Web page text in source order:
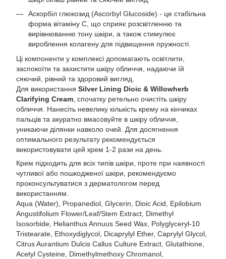
Аскорбіл глюкозид (Ascorbyl Glucoside) - це стабільна
форма вітаміну С, що сприяє розсвітленню та
вирівнюванню тону шкіри, а також стимулює
вироблення колагену для підвищення пружності.
Ці компоненти у комплексі допомагають освітлити,
заспокоїти та захистити шкіру обличчя, надаючи їй
сяючий, рівний та здоровий вигляд.
Для використання Silver Lining Dioic & Willowherb
Clarifying Cream , спочатку ретельно очистіть шкіру
обличчя. Нанесіть невелику кількість крему на кінчиках
пальців та акуратно вмасовуйте в шкіру обличчя,
уникаючи ділянки навколо очей. Для досягнення
оптимального результату рекомендується
використовувати цей крем 1-2 рази на день.
Крем підходить для всіх типів шкіри, проте при наявності
чутливої або пошкодженої шкіри, рекомендуємо
проконсультуватися з дерматологом перед
використанням.
Aqua (Water), Propanediol, Glycerin, Dioic Acid, Epilobium
Angustifolium Flower/Leaf/Stem Extract, Dimethyl
Isosorbide, Helianthus Annuus Seed Wax, Polyglyceryl-10
Tristearate, Ethoxydiglycol, Dicaprylyl Ether, Caprylyl Glycol,
Citrus Aurantium Dulcis Callus Culture Extract, Glutathione,
Acetyl Cysteine, Dimethylmethoxy Chromanol,